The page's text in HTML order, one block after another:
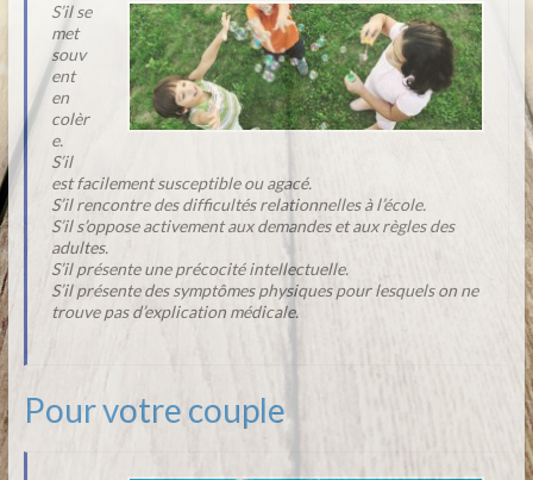
S’il se
met
souv
ent
en
colèr
e.
S’il
est facilement susceptible ou agacé.
S’il rencontre des difficultés relationnelles à l’école.
S’il s’oppose activement aux demandes et aux règles des
adultes.
S’il présente une précocité intellectuelle.
S’il présente des symptômes physiques pour lesquels on ne
trouve pas d’explication médicale.
Pour votre couple